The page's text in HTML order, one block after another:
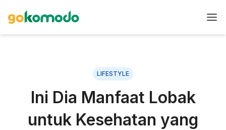
LIFESTYLE
Ini Dia Manfaat Lobak
untuk Kesehatan yang